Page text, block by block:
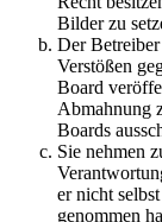
Bilder zu
Der
Verstößen
Board
Abmahnung
Boards
Sie nehmen
er nicht
genommen